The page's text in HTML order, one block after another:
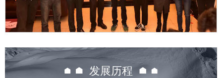
发展历程